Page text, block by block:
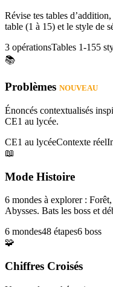
Révise tes tables
table (1 à 15) et le style de
3 opérationsTables 1-155
📚
Problèmes NOUVEAU
Énoncés contextualisés
CE1 au lycée.
CE1 au lycéeContexte réel
📖
Mode Histoire
6 mondes à explorer :
Abysses. Bats les boss et
6 mondes48 étapes6 boss
🧩
Chiffres Croisés